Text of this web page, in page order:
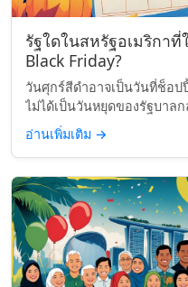
รัฐใดในสหรัฐอเมริกา
Black Friday?
วันศุกร์สีดำอาจเป็นวันที่ช็อป
ไม่ได้เป็นวันหยุดของรัฐบาล
อ่านเพิ่มเติม →